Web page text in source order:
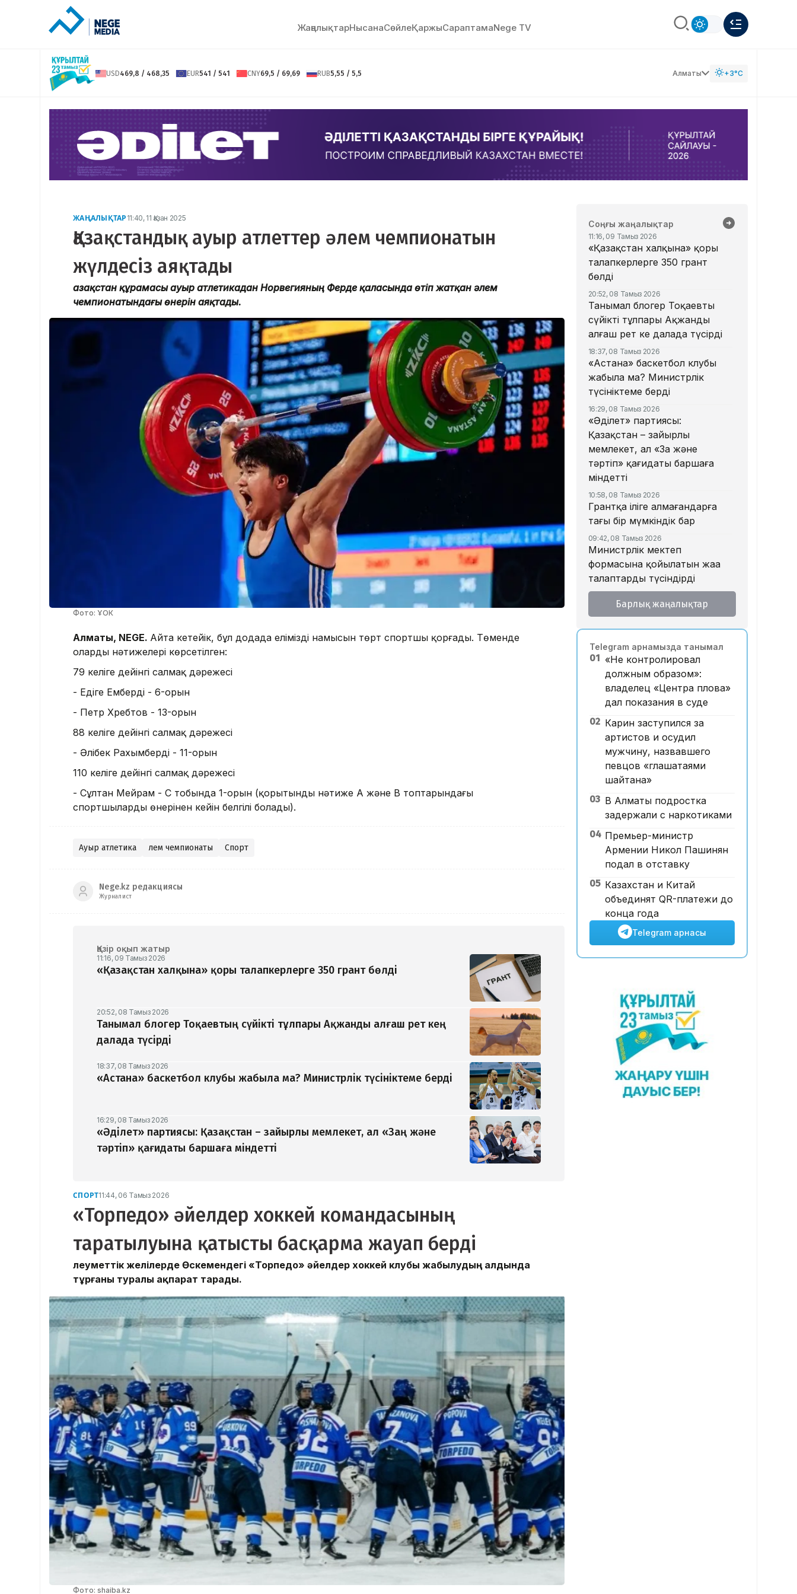
ЖаңалықтарНысанаСөйлeҚаржыСараптамаNege TV
USD469,8 / 468,35 EUR541 / 541 CNY69,5 / 69,69 RUB5,55 / 5,5 Алматы +3°C
ЖАҢАЛЫҚТАР 11:40, 11 Қазан 2025
Қазақстандық ауыр атлеттер әлем чемпионатын
жүлдесіз аяқтады
Қазақстан құрамасы ауыр атлетикадан Норвегияның Ферде қаласында өтіп жатқан әлем
чемпионатындағы өнерін аяқтады.
Фото: ҰОК
Алматы, NEGE. Айта кетейік, бұл додада еліміздің намысын төрт спортшы қорғады. Төменде
олардың нәтижелері көрсетілген:
79 келіге дейінгі салмақ дәрежесі
- Едіге Емберді - 6-орын
- Петр Хребтов - 13-орын
88 келіге дейінгі салмақ дәрежесі
- Әлібек Рахымберді - 11-орын
110 келіге дейінгі салмақ дәрежесі
- Сұлтан Мейрам - С тобында 1-орын (қорытынды нәтиже А және В топтарындағы
спортшылардың өнерінен кейін белгілі болады).
Ауыр атлетика Әлем чемпионаты Спорт
Nege.kz редакциясы
Журналист
Қазір оқып жатыр
11:16, 09 Тамыз 2026
«Қазақстан халқына» қоры талапкерлерге 350 грант бөлді
20:52, 08 Тамыз 2026
Танымал блогер Тоқаевтың сүйікті тұлпары Ақжанды алғаш рет кең
далада түсірді
18:37, 08 Тамыз 2026
«Астана» баскетбол клубы жабыла ма? Министрлік түсініктеме берді
16:29, 08 Тамыз 2026
«Әділет» партиясы: Қазақстан – зайырлы мемлекет, ал «Заң және
тәртіп» қағидаты баршаға міндетті
СПОРТ11:44, 06 Тамыз 2026
«Торпедо» әйелдер хоккей командасының
таратылуына қатысты басқарма жауап берді
Әлеуметтік желілерде Өскемендегі «Торпедо» әйелдер хоккей клубы жабылудың алдында
тұрғаны туралы ақпарат тарады.
Фото: shaiba.kz
Соңғы жаңалықтар
11:16, 09 Тамыз 2026
«Қазақстан халқына» қоры
талапкерлерге 350 грант
бөлді
20:52, 08 Тамыз 2026
Танымал блогер Тоқаевтың
сүйікті тұлпары Ақжанды
алғаш рет кең далада түсірді
18:37, 08 Тамыз 2026
«Астана» баскетбол клубы
жабыла ма? Министрлік
түсініктеме берді
16:29, 08 Тамыз 2026
«Әділет» партиясы:
Қазақстан – зайырлы
мемлекет, ал «Заң және
тәртіп» қағидаты баршаға
міндетті
10:58, 08 Тамыз 2026
Грантқа іліге алмағандарға
тағы бір мүмкіндік бар
09:42, 08 Тамыз 2026
Министрлік мектеп
формасына қойылатын жаңа
талаптарды түсіндірді
18:46, 07 Тамыз 2026
Тойда уағыз айтып, басы
17:47, 07 Тамыз 2026
«Ресейден жеткізілген»:
Алматыда жалған көлік
нөмірлерін сатқан тұрғын
ұсталды
17:29, 07 Тамыз 2026
ЕҮАК отырысында
электрондық сауда туралы
келісімге қол қойылды
16:49, 07 Тамыз 2026
Алматыдағы «Байсат»
базары аукционда 24,7 млрд
теңгеге сатылды
Барлық жаңалықтар
Telegram арнамызда танымал
01 «Не контролировал
должным образом»:
владелец «Центра плова»
дал показания в суде
02 Карин заступился за
артистов и осудил
мужчину, назвавшего
певцов «глашатаями
шайтана»
03 В Алматы подростка
задержали с наркотиками
04 Премьер-министр
Армении Никол Пашинян
подал в отставку
05 Казахстан и Китай
объединят QR-платежи до
конца года
Telegram арнасы